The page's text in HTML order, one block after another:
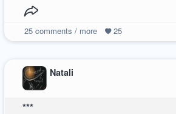
25comments / more 25
Natali
***